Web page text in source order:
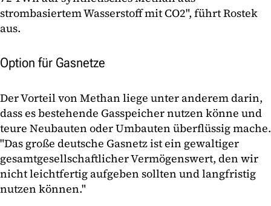
strombasiertem Wasserstoff mit CO2", führt Rostek
aus.
Option für Gasnetze
Der Vorteil von Methan liege unter anderem darin,
dass es bestehende Gasspeicher nutzen könne und
teure Neubauten oder Umbauten überflüssig mache.
"Das große deutsche Gasnetz ist ein gewaltiger
gesamtgesellschaftlicher Vermögenswert, den wir
nicht leichtfertig aufgeben sollten und langfristig
nutzen können."